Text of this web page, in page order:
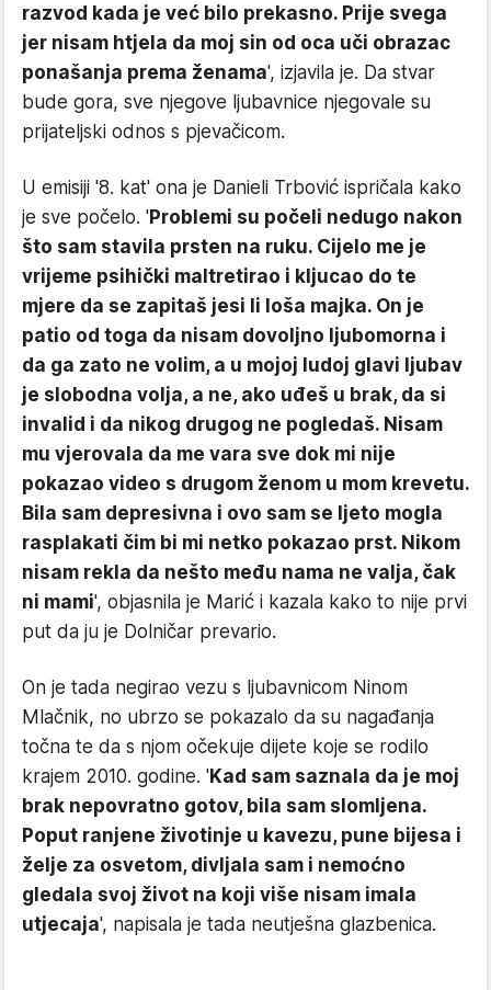
razvod kada je već bilo prekasno. Prije svega
jer nisam htjela da moj sin od oca uči obrazac
ponašanja prema ženama', izjavila je. Da stvar
bude gora, sve njegove ljubavnice njegovale su
prijateljski odnos s pjevačicom.
U emisiji '8. kat' ona je Danieli Trbović ispričala kako
je sve počelo. 'Problemi su počeli nedugo nakon
što sam stavila prsten na ruku. Cijelo me je
vrijeme psihički maltretirao i kljucao do te
mjere da se zapitaš jesi li loša majka. On je
patio od toga da nisam dovoljno ljubomorna i
da ga zato ne volim, a u mojoj ludoj glavi ljubav
je slobodna volja, a ne, ako uđeš u brak, da si
invalid i da nikog drugog ne pogledaš. Nisam
mu vjerovala da me vara sve dok mi nije
pokazao video s drugom ženom u mom krevetu.
Bila sam depresivna i ovo sam se ljeto mogla
rasplakati čim bi mi netko pokazao prst. Nikom
nisam rekla da nešto među nama ne valja, čak
ni mami', objasnila je Marić i kazala kako to nije prvi
put da ju je Dolničar prevario.
On je tada negirao vezu s ljubavnicom Ninom
Mlačnik, no ubrzo se pokazalo da su nagađanja
točna te da s njom očekuje dijete koje se rodilo
krajem 2010. godine. 'Kad sam saznala da je moj
brak nepovratno gotov, bila sam slomljena.
Poput ranjene životinje u kavezu, pune bijesa i
želje za osvetom, divljala sam i nemoćno
gledala svoj život na koji više nisam imala
utjecaja', napisala je tada neutješna glazbenica.